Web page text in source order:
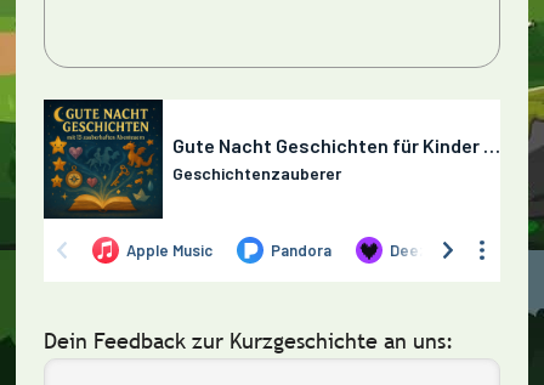
Dein Feedback zur Kurzgeschichte an uns: